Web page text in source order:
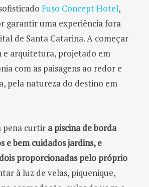
Fuso Concept Hotel,
garantir uma experiência fora
de Santa Catarina. A começar
e arquitetura, projetado em
com as paisagens ao redor e
pela natureza do destino em
pena curtir a piscina de borda
e bem cuidados jardins, e
proporcionadas pelo próprio
à luz de velas, piquenique,